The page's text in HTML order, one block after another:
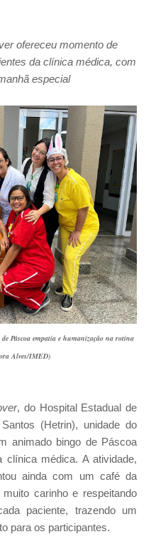
ofereceu momento de
da clínica médica, com
especial
Páscoa empatia e humanização na rotina
Alves/IMED)
, do Hospital Estadual de
(Hetrin), unidade do
animado bingo de Páscoa
clínica médica. A atividade,
ainda com um café da
carinho e respeitando
paciente, trazendoum
para os participantes.